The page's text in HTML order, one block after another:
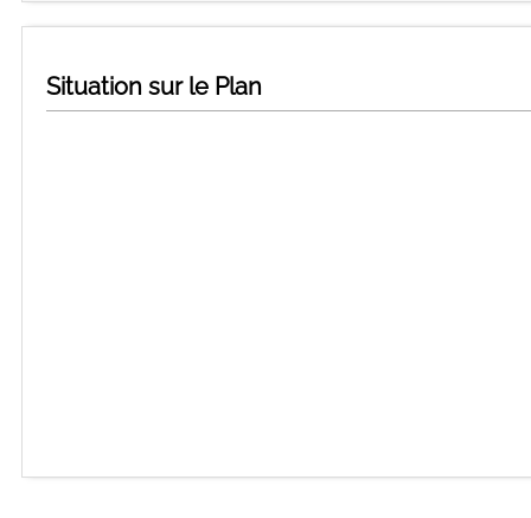
Situation sur le Plan